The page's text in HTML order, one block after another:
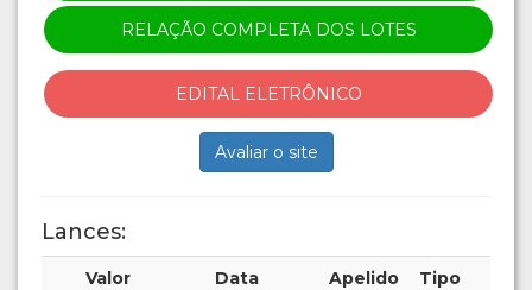
RELAÇÃO COMPLETA DOS LOTES
EDITAL ELETRÔNICO
Avaliar o site
Lances:
Valor Data Apelido Tipo